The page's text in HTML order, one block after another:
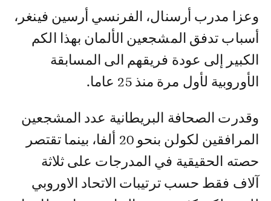
وعزا مدرب أرسنال، الفرنسي أرسين فينغر،
أسباب تدفق المشجعين الألمان بهذا الكم
الكبير إلى عودة فريقهم الى المسابقة
الأوروبية لأول مرة منذ 25 عاما.
وقدرت الصحافة البريطانية عدد المشجعين
المرافقين لكولن بنحو 20 ألفا، بينما تقتصر
حصته الحقيقية في المدرجات على ثلاثة
آلاف فقط حسب ترتيبات الاتحاد الاوروبي